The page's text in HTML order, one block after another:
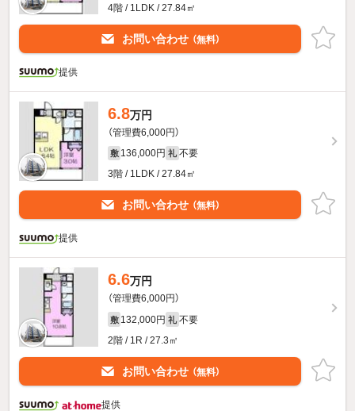
4階 / 1LDK / 27.84㎡
お問い合わせ （無料）
提供
6.8万円
（管理費6,000円）
敷 136,000円 礼 不要
3階 / 1LDK / 27.84㎡
お問い合わせ （無料）
提供
6.6万円
（管理費6,000円）
敷 132,000円 礼 不要
2階 / 1R / 27.3㎡
お問い合わせ （無料）
提供